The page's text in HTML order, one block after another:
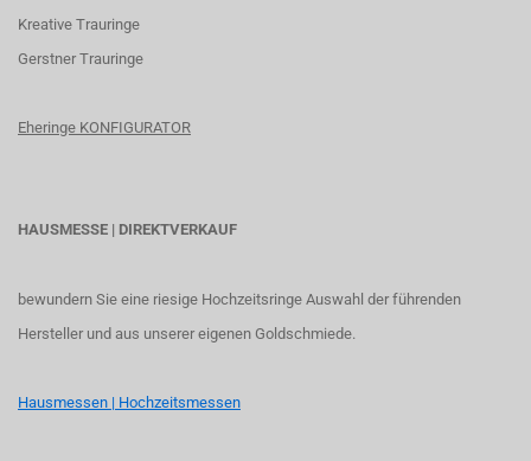
Kreative Trauringe
Gerstner Trauringe
Eheringe KONFIGURATOR
HAUSMESSE | DIREKTVERKAUF
bewundern Sie eine riesige Hochzeitsringe Auswahl der führenden
Hersteller und aus unserer eigenen Goldschmiede.
Hausmessen | Hochzeitsmessen